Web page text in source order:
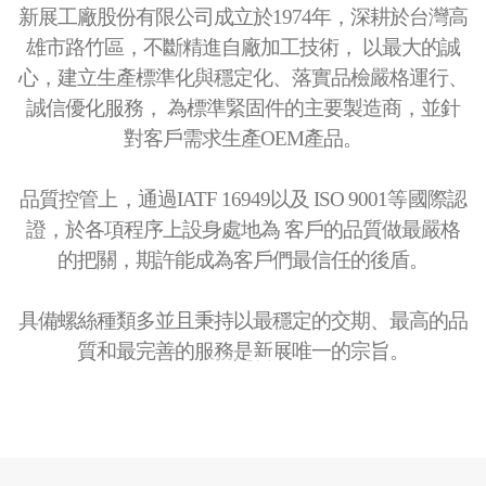
新展工廠股份有限公司成立於1974年，深耕於台灣高
雄市路竹區，不斷精進自廠加工技術， 以最大的誠
心，建立生產標準化與穩定化、落實品檢嚴格運行、
誠信優化服務， 為標準緊固件的主要製造商，並針
品質控管上，通過IATF 16949以及 ISO 9001等國際認
證，於各項程序上設身處地為 客戶的品質做最嚴格
具備螺絲種類多並且秉持以最穩定的交期、最高的品